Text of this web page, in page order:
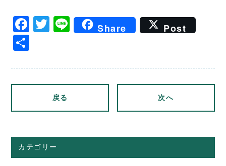
Facebook
Twitter
LineShare Post
戻る 次へ
カテゴリー